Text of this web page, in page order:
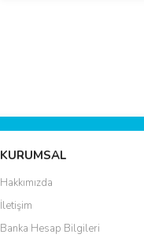
KURUMSAL
Hakkımızda
İletişim
Banka Hesap Bilgileri